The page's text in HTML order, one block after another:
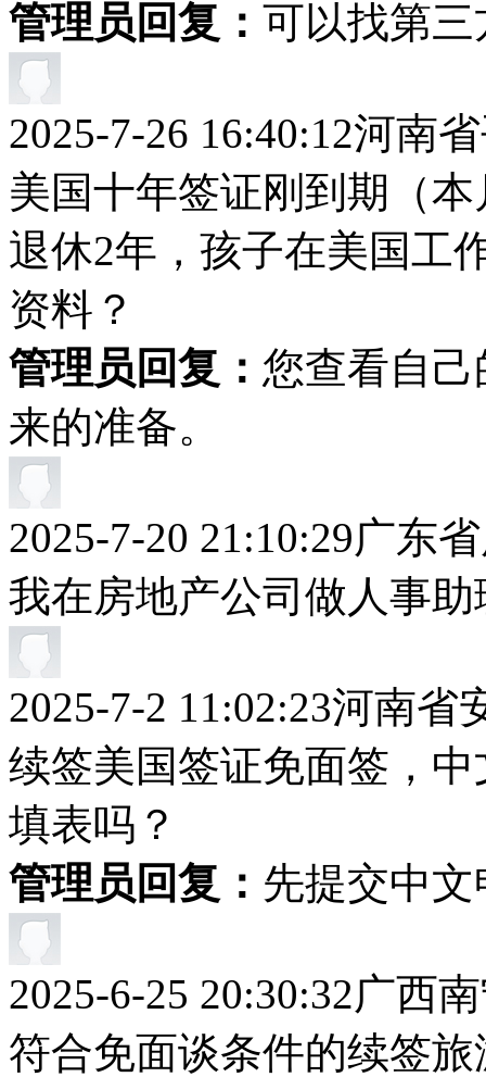
管理员回复： 可以找第
2025-7-26 16:40:12河南
美国十年签证刚到期（
退休2年，孩子在美国工
资料？
管理员回复： 您查看自
来的准备。
2025-7-20 21:10:29广东
我在房地产公司做人事
2025-7-2 11:02:23河南省
续签美国签证免面签，
填表吗？
管理员回复： 先提交中
2025-6-25 20:30:32广西
符合免面谈条件的续签